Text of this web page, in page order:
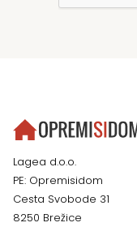
Lagea d.o.o.
PE: Opremisidom
Cesta Svobode 31
8250 Brežice